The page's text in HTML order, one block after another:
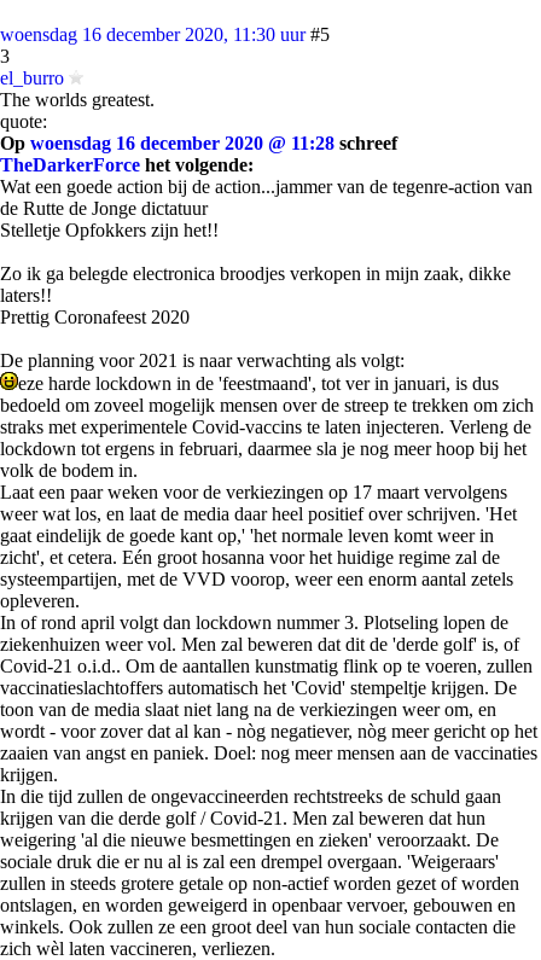
woensdag 16 december 2020, 11:30 uur #5
3
el_burro
The worlds greatest.
quote:
Op woensdag 16 december 2020 @ 11:28 schreef
TheDarkerForce het volgende:
Wat een goede action bij de action...jammer van de tegenre-action van
de Rutte de Jonge dictatuur
Stelletje Opfokkers zijn het!!
Zo ik ga belegde electronica broodjes verkopen in mijn zaak, dikke
laters!!
Prettig Coronafeest 2020
De planning voor 2021 is naar verwachting als volgt:
eze harde lockdown in de 'feestmaand', tot ver in januari, is dus
bedoeld om zoveel mogelijk mensen over de streep te trekken om zich
straks met experimentele Covid-vaccins te laten injecteren. Verleng de
lockdown tot ergens in februari, daarmee sla je nog meer hoop bij het
volk de bodem in.
Laat een paar weken voor de verkiezingen op 17 maart vervolgens
weer wat los, en laat de media daar heel positief over schrijven. 'Het
gaat eindelijk de goede kant op,' 'het normale leven komt weer in
zicht', et cetera. Eén groot hosanna voor het huidige regime zal de
systeempartijen, met de VVD voorop, weer een enorm aantal zetels
opleveren.
In of rond april volgt dan lockdown nummer 3. Plotseling lopen de
ziekenhuizen weer vol. Men zal beweren dat dit de 'derde golf' is, of
Covid-21 o.i.d.. Om de aantallen kunstmatig flink op te voeren, zullen
vaccinatieslachtoffers automatisch het 'Covid' stempeltje krijgen. De
toon van de media slaat niet lang na de verkiezingen weer om, en
wordt - voor zover dat al kan - nòg negatiever, nòg meer gericht op het
zaaien van angst en paniek. Doel: nog meer mensen aan de vaccinaties
krijgen.
In die tijd zullen de ongevaccineerden rechtstreeks de schuld gaan
krijgen van die derde golf / Covid-21. Men zal beweren dat hun
weigering 'al die nieuwe besmettingen en zieken' veroorzaakt. De
sociale druk die er nu al is zal een drempel overgaan. 'Weigeraars'
zullen in steeds grotere getale op non-actief worden gezet of worden
ontslagen, en worden geweigerd in openbaar vervoer, gebouwen en
winkels. Ook zullen ze een groot deel van hun sociale contacten die
zich wèl laten vaccineren, verliezen.